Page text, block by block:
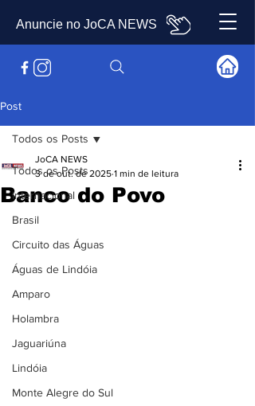
Anuncie no JoCA NEWS
Post
Todos os Posts
Internacional
Brasil
Circuito das Águas
Águas de Lindóia
Amparo
Holambra
Jaguariúna
Lindóia
Monte Alegre do Sul
Todos os Posts
Banco do Povo
JoCA NEWS
3 de out. de 2025 1 min de leitura